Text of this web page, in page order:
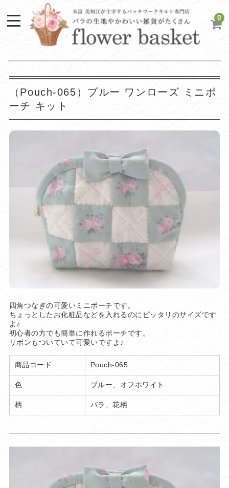
0
（Pouch-065）ブルー ワンローズ ミニポ
ーチ キット
四角つなぎの可愛いミニポーチです。
ちょっとしたお化粧品などを入れるのにピッタリのサイズです
よ♪
初心者の方でも簡単に作れるポーチです。
リボンもついていて可愛いですよ♪
商品コード Pouch-065
色 ブルー、オフホワイト
柄 バラ、花柄